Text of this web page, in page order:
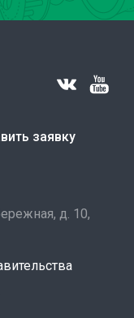
заявку
д. 10,